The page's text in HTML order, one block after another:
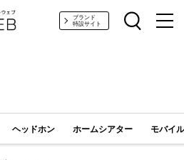
オ/ガジェットブランド
特設サイト
ヘッドホン ホームシアター モバイ